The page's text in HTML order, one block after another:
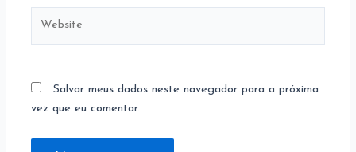
Salvar meus dados neste navegador para a próxima
vez que eu comentar.